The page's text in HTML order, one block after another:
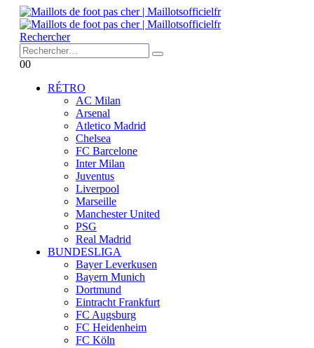
Rechercher
00
RÉTRO
AC Milan
Arsenal
Atletico Madrid
Chelsea
FC Barcelone
Inter Milan
Juventus
Liverpool
Marseille
Manchester United
PSG
Real Madrid
BUNDESLIGA
Bayer Leverkusen
Bayern Munich
Dortmund
Eintracht Frankfurt
FC Augsburg
FC Heidenheim
FC Köln